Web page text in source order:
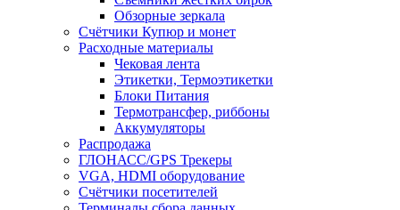
Обзорные зеркала
Счётчики Купюр и монет
Расходные материалы
Чековая лента
Этикетки, Термоэтикетки
Блоки Питания
Термотрансфер, риббоны
Аккумуляторы
Распродажа
ГЛОНАСС/GPS Трекеры
VGA, HDMI оборудование
Счётчики посетителей